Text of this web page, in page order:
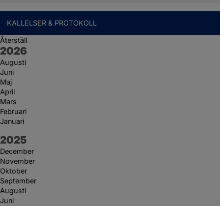
KALLELSER & PROTOKOLL
Återställ
År:
2026
Augusti
Juni
Maj
April
Mars
Februari
Januari
År:
2025
December
November
Oktober
September
Augusti
Juni